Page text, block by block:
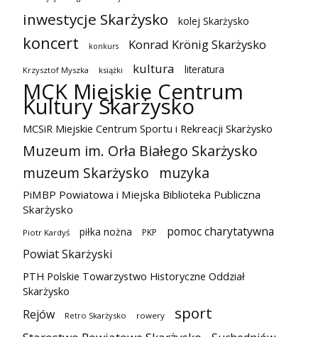
inwestycje Skarżysko kolej Skarżysko
koncert konkurs Konrad Krönig Skarżysko
Krzysztof Myszka książki kultura literatura
MCK Miejskie Centrum
Kultury Skarżysko
MCSiR Miejskie Centrum Sportu i Rekreacji Skarżysko
Muzeum im. Orła Białego Skarżysko
muzeum Skarżysko
muzyka
PiMBP Powiatowa i Miejska Biblioteka Publiczna
Skarżysko
Piotr Kardyś piłka nożna PKP
pomoc charytatywna
Powiat Skarżyski
PTH Polskie Towarzystwo Historyczne Oddział
Skarżysko
Rejów Retro Skarżysko rowery sport